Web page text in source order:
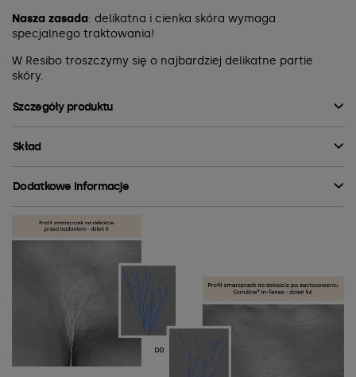
Nasza zasada: delikatna i cienka skóra wymaga
specjalnego traktowania!
W Resibo troszczymy się o najbardziej delikatne partie
skóry.
Szczegóły produktu
Skład
Dodatkowe informacje